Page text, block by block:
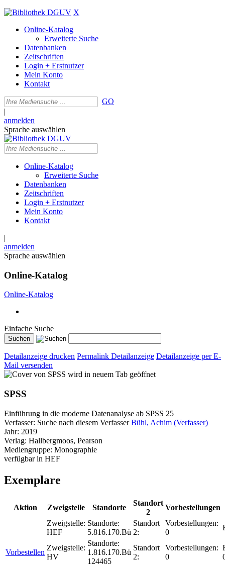
X
Online-Katalog
Erweiterte Suche
Datenbanken
Zeitschriften
Login + Erstnutzer
Mein Konto
Kontakt
GO
|
anmelden
Sprache auswählen
Online-Katalog
Erweiterte Suche
Datenbanken
Zeitschriften
Login + Erstnutzer
Mein Konto
Kontakt
|
anmelden
Sprache auswählen
Online-Katalog
Online-Katalog
Einfache Suche
Detailanzeige drucken Permalink Detailanzeige Detailanzeige per E-
Mail versenden
wird in neuem Tab geöffnet
SPSS
Einführung in die moderne Datenanalyse ab SPSS 25
Verfasser: Suche nach diesem Verfasser Bühl, Achim (Verfasser)
Jahr: 2019
Verlag: Hallbergmoos, Pearson
Mediengruppe: Monographie
verfügbar in HEF
Exemplare
Aktion Zweigstelle Standorte
Standort
2
Vorbestellungen
Zweigstelle:
HEF
Standorte:
5.816.170.Bü
Standort
2:
Vorbestellungen:
0
Vorbestellen
Zweigstelle:
HV
Standorte:
1.816.170.Bü
124465
Standort
2:
Vorbestellungen:
0